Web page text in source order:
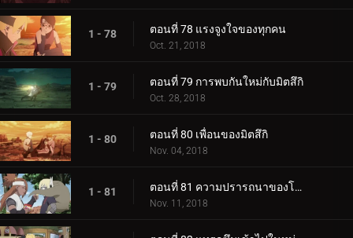
1 - 78 ตอนที่ 78 แรงจูงใจของทุกคน
Oct. 21, 2018
1 - 79 ตอนที่ 79 การพบกันใหม่กับมิตสึกิ
Oct. 28, 2018
1 - 80 ตอนที่ 80 เพื่อนของมิตสึกิ
Nov. 04, 2018
1 - 81 ตอนที่ 81 ความปรารถนาของโบรูโตะ
Nov. 11, 2018